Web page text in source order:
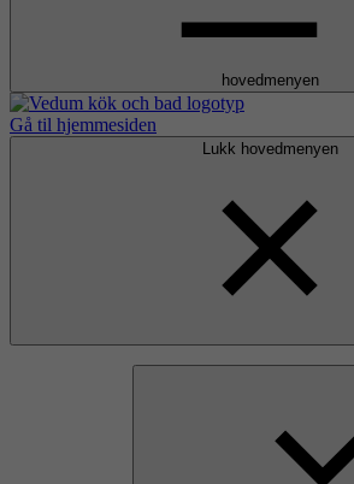
hovedmenyen
Gå til hjemmesiden
Lukk hovedmenyen